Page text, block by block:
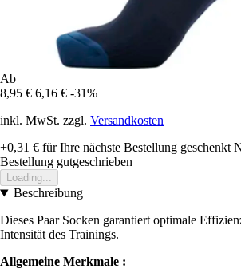
Ab
8,95 € 6,16 € -31%
inkl. MwSt. zzgl. Versandkosten
+0,31 € für Ihre nächste Bestellung geschenkt
Bestellung gutgeschrieben
Loading...
Beschreibung
Dieses Paar Socken garantiert optimale
Intensität des Trainings.
Allgemeine Merkmale :